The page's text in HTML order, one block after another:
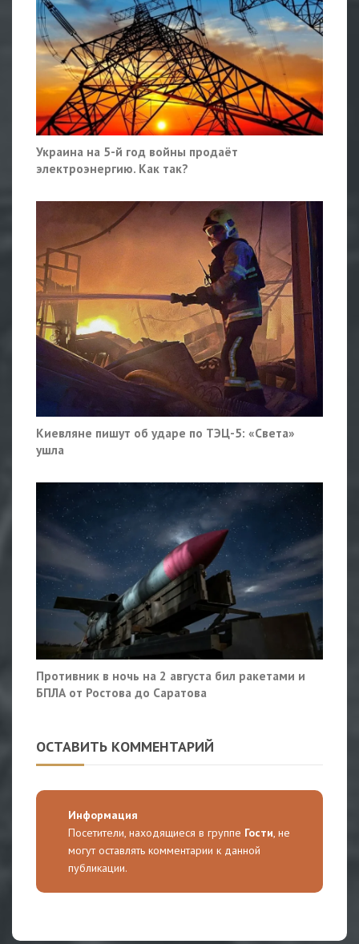
Украина на 5-й год войны продаёт
электроэнергию. Как так?
Киевляне пишут об ударе по ТЭЦ-5: «Света»
ушла
Противник в ночь на 2 августа бил ракетами и
БПЛА от Ростова до Саратова
ОСТАВИТЬ КОММЕНТАРИЙ
Информация
Посетители, находящиеся в группе Гости, не
могут оставлять комментарии к данной
публикации.